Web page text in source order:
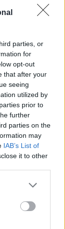
parties, or
for
opt-out
that after your
seeing
utilized by
prior to
further
parties on the
may
IAB’s List of
it to other
more Google
may click to
tags to
Google